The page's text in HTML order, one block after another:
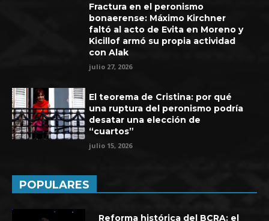
Experiencia de seis años en UEFA
Fractura en el peronismo
bonaerense: Máximo Kirchner
faltó al acto de Evita en Moreno y
Kicillof armó su propia actividad
con Alak
julio 27, 2026
El teorema de Cristina: por qué
una ruptura del peronismo podría
desatar una elección de
“cuartos”
julio 15, 2026
POPULARES
Reforma histórica del BCRA: el